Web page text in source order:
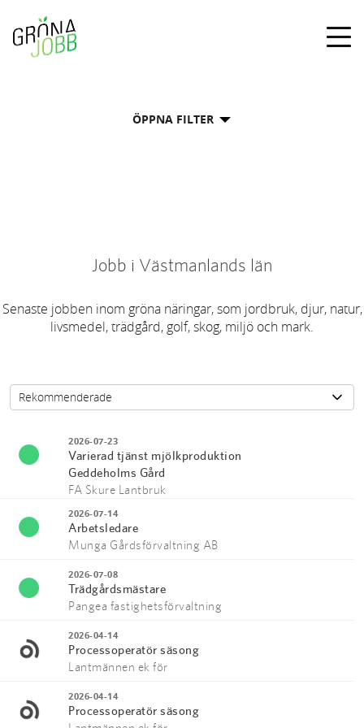
ÖPPNA FILTER
Jobb i Västmanlands län
Senaste jobben inom gröna näringar, som jordbruk, djur, natur,
livsmedel, trädgård, golf, skog, miljö och mark.
2026-07-23
Varierad tjänst mjölkproduktion
Geddeholms Gård
FA Skure Lantbruk
2026-07-14
Arbetsledare
Munga Gårdsförvaltning AB
2026-07-08
Trädgårdsmästare
Pangea fastighetsförvaltning
2026-04-14
Processoperatör säsong
Lantmännen ek för
2026-04-14
Processoperatör säsong